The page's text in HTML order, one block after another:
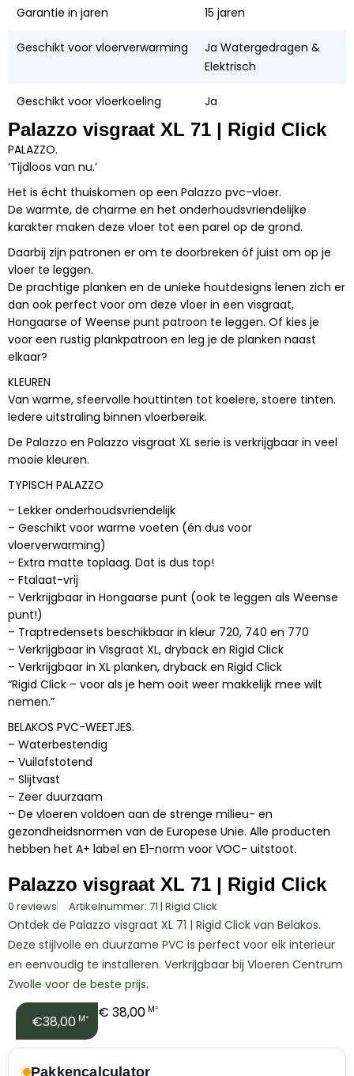
Garantie in jaren 15 jaren
Geschikt voor vloerverwarming
Ja Watergedragen &
Elektrisch
Geschikt voor vloerkoeling Ja
Palazzo visgraat XL 71 | Rigid Click
PALAZZO.
‘Tijdloos van nu.’
Het is écht thuiskomen op een Palazzo pvc-vloer.
De warmte, de charme en het onderhoudsvriendelijke
karakter maken deze vloer tot een parel op de grond.
Daarbij zijn patronen er om te doorbreken óf juist om op je
vloer te leggen.
De prachtige planken en de unieke houtdesigns lenen zich er
dan ook perfect voor om deze vloer in een visgraat,
Hongaarse of Weense punt patroon te leggen. Of kies je
voor een rustig plankpatroon en leg je de planken naast
elkaar?
KLEUREN
Van warme, sfeervolle houttinten tot koelere, stoere tinten.
Iedere uitstraling binnen vloerbereik.
De Palazzo en Palazzo visgraat XL serie is verkrijgbaar in veel
mooie kleuren.
TYPISCH PALAZZO
– Lekker onderhoudsvriendelijk
– Geschikt voor warme voeten (én dus voor
vloerverwarming)
– Extra matte toplaag. Dat is dus top!
– Ftalaat-vrij
– Verkrijgbaar in Hongaarse punt (ook te leggen als Weense
punt!)
– Traptredensets beschikbaar in kleur 720, 740 en 770
– Verkrijgbaar in Visgraat XL, dryback en Rigid Click
– Verkrijgbaar in XL planken, dryback en Rigid Click
“Rigid Click – voor als je hem ooit weer makkelijk mee wilt
nemen.”
BELAKOS PVC-WEETJES.
– Waterbestendig
– Vuilafstotend
– Slijtvast
– Zeer duurzaam
– De vloeren voldoen aan de strenge milieu- en
gezondheidsnormen van de Europese Unie. Alle producten
hebben het A+ label en E1-norm voor VOC- uitstoot.
Palazzo visgraat XL 71 | Rigid Click
0 reviews Artikelnummer: 71 | Rigid Click
Ontdek de Palazzo visgraat XL 71 | Rigid Click van Belakos.
Deze stijlvolle en duurzame PVC is perfect voor elk interieur
en eenvoudig te installeren. Verkrijgbaar bij Vloeren Centrum
Zwolle voor de beste prijs.
€38,00 M² € 38,00 M²
Pakkencalculator